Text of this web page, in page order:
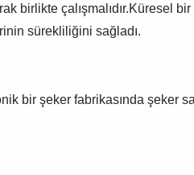
birlikte çalışmalıdır.Küresel
sürekliliğini sağladı.
bir şeker fabrikasında şeker